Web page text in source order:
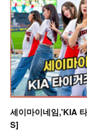
세이마이네임,'KIA
S]